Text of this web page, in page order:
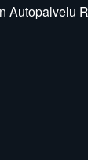
Autopalvelu